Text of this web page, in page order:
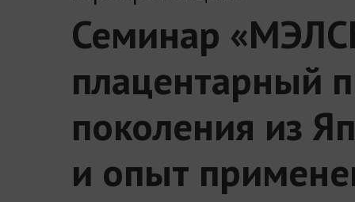
Семинар
плацентарный
поколения из
и опыт